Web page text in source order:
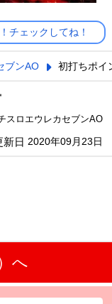
チェックしてね！
ブンAO 初打ちポイ
スロエウレカセブンAO
新日 2020年09月23日
へ